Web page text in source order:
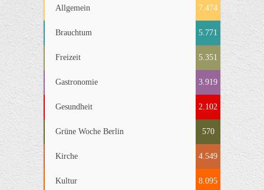
Allgemein 7.474
Brauchtum 5.771
Freizeit 5.351
Gastronomie 3.919
Gesundheit 2.102
Grüne Woche Berlin 570
Kirche 4.549
Kultur 8.095